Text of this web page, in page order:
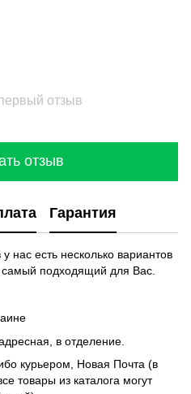
отзыв
отзыв
Гарантия
нас есть несколько вариантов
подходящий для Вас.
в отделение.
курьером, Новая Почта (в
товары из каталога могут